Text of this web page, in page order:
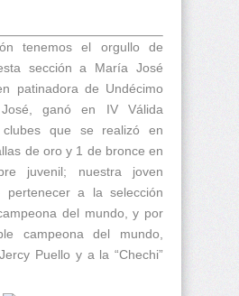
tenemos el orgullo de
sección a María José
patinadora de Undécimo
ganó en IV Válida
clubes que se realizó en
de oro y 1 de bronce en
juvenil; nuestra joven
pertenecer a la selección
del mundo, y por
campeona del mundo,
Puello y a la “Chechi”